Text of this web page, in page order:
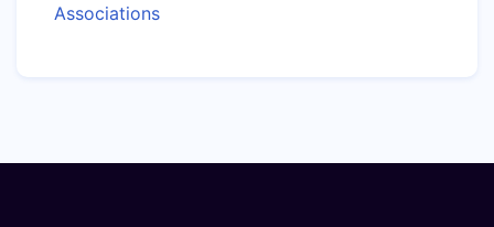
Associations